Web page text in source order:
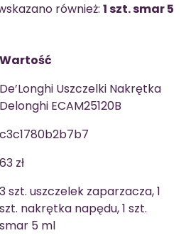
również: 1 szt. smar 5
Wartość
De’Longhi Uszczelki Nakrętka
Delonghi ECAM25120B
c3c1780b2b7b7
63 zł
3 szt. uszczelek zaparzacza, 1
szt. nakrętka napędu, 1 szt.
smar 5 ml